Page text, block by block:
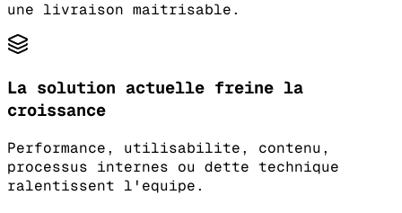
une livraison maitrisable.
La solution actuelle freine la
croissance
Performance, utilisabilite, contenu,
processus internes ou dette technique
ralentissent l'equipe.